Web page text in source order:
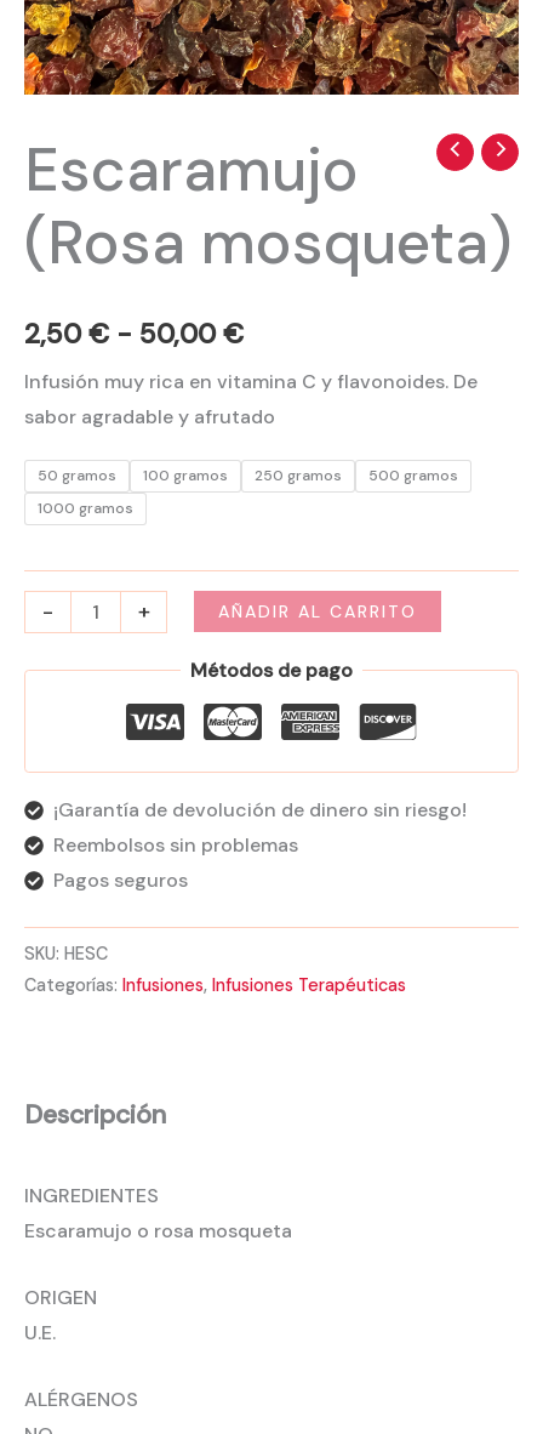
Escaramujo
(Rosa mosqueta)
2,50€ - 50,00€
Rango
precios:
hasta
50,00 €
Infusión muy rica en vitamina C y flavonoides. De
sabor agradable y afrutado
50 gramos 100 gramos 250 gramos
500 gramos
1000 gramos
-
Escaramujo
(Rosa
mosqueta)
cantidad
+ AÑADIR AL CARRITO
Métodos de pago
¡Garantía de devolución de dinero sin riesgo!
Reembolsos sin problemas
Pagos seguros
SKU: HESC
Categorías: Infusiones, Infusiones Terapéuticas
Descripción
INGREDIENTES
Escaramujo o rosa mosqueta
ORIGEN
U.E.
ALÉRGENOS